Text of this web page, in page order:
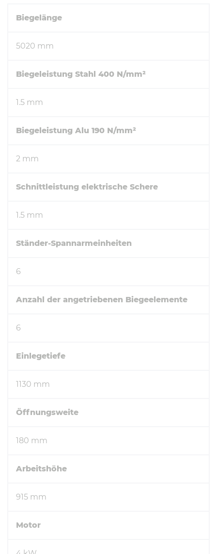
Biegelänge
5020 mm
Biegeleistung Stahl 400 N/mm²
1.5 mm
Biegeleistung Alu 190 N/mm²
2 mm
Schnittleistung elektrische Schere
1.5 mm
Ständer-Spannarmeinheiten
6
Anzahl der angetriebenen Biegeelemente
6
Einlegetiefe
1130 mm
Öffnungsweite
180 mm
Arbeitshöhe
915 mm
Motor